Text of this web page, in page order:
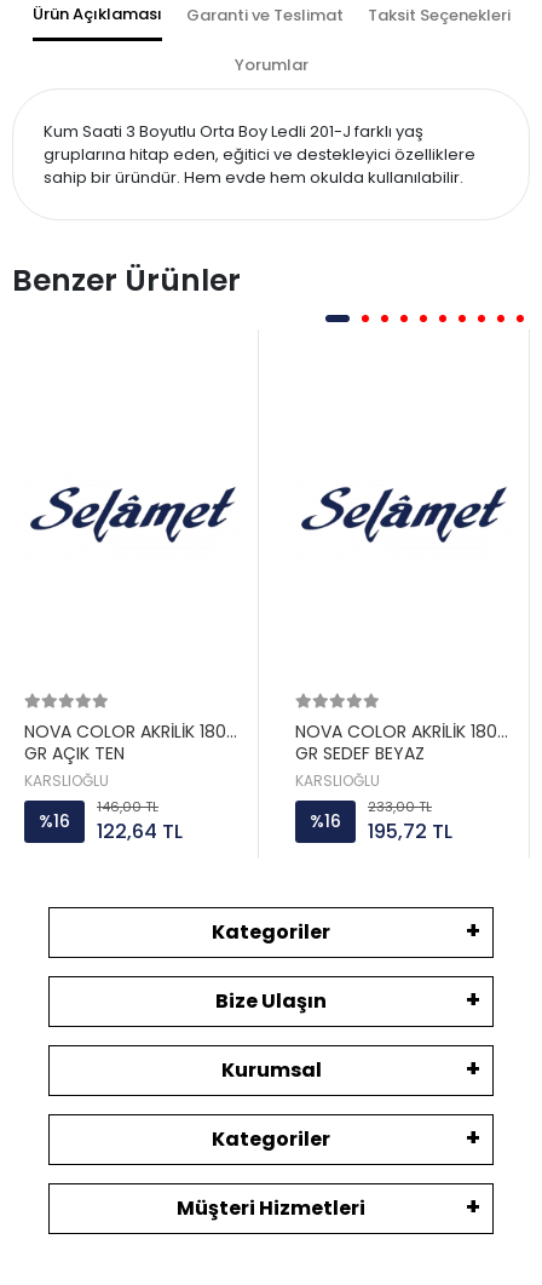
Ürün Açıklaması Garanti ve Teslimat Taksit Seçenekleri
Yorumlar
Kum Saati 3 Boyutlu Orta Boy Ledli 201-J farklı yaş
gruplarına hitap eden, eğitici ve destekleyici özelliklere
sahip bir üründür. Hem evde hem okulda kullanılabilir.
Benzer Ürünler
NOVA COLOR AKRİLİK 180
GR AÇIK TEN
KARSLIOĞLU
%16
146,00 TL
122,64 TL
NOVA COLOR AKRİLİK 180
GR SEDEF BEYAZ
KARSLIOĞLU
%16
233,00 TL
195,72 TL
Kategoriler
Bize Ulaşın
Kurumsal
Kategoriler
Müşteri Hizmetleri